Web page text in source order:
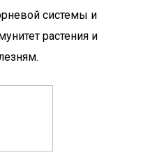
системы и
растения и